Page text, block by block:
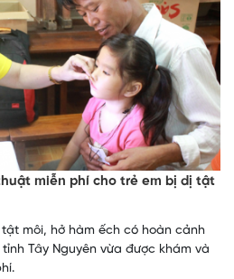
miễn phí cho trẻ em bị dị tật
tật môi, hở hàm ếch có hoàn cảnh
Tây Nguyên vừa được khám và